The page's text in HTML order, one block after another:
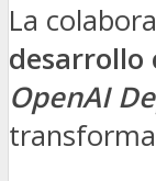
La
desarrollo
OpenAI